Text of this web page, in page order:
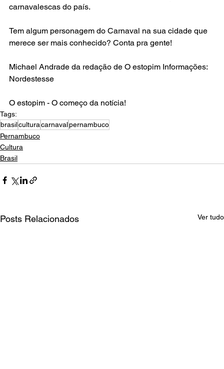
carnavalescas do país.
Tem algum personagem do Carnaval na sua cidade que
merece ser mais conhecido? Conta pra gente!
Michael Andrade da redação de O estopim Informações:
Nordestesse
O estopim - O começo da notícia!
Tags:
brasilculturacarnavalpernambuco
Pernambuco
Cultura
Brasil
Posts Relacionados Ver tudo